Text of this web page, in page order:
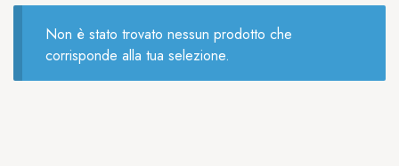
Non è stato trovato nessun prodotto che
corrisponde alla tua selezione.